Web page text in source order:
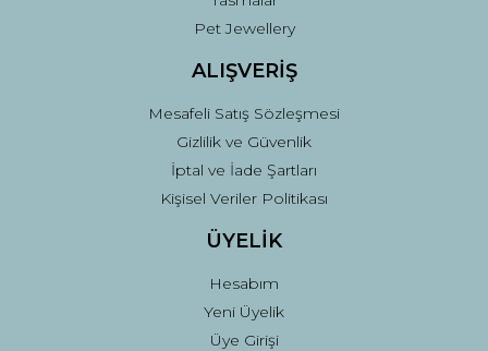
Pet Jewellery
ALIŞVERİŞ
Mesafeli Satış Sözleşmesi
Gizlilik ve Güvenlik
İptal ve İade Şartları
Kişisel Veriler Politikası
ÜYELİK
Hesabım
Yeni Üyelik
Üye Girişi